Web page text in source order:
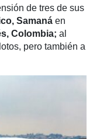
de tres de sus
Samaná en
Colombia; al
pero también a